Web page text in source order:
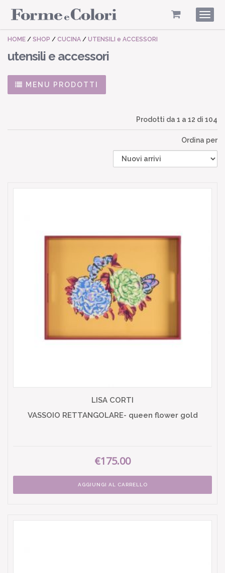
HOME / SHOP / CUCINA / UTENSILI e ACCESSORI
utensili e accessori
MENU PRODOTTI
Prodotti da 1 a 12 di 104
Ordina per
LISA CORTI
VASSOIO RETTANGOLARE- queen flower gold
€175.00
AGGIUNGI AL CARRELLO